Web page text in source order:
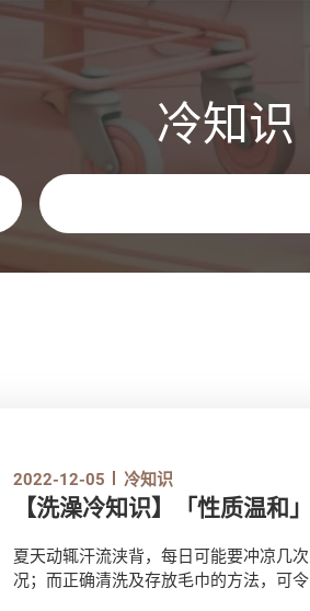
冷知识
关键字
2022-12-05 冷知识
【洗澡冷知识】「性质温和
夏天动辄汗流浃背，每日可能要冲凉几
况；而正确清洗及存放毛巾的方法，可